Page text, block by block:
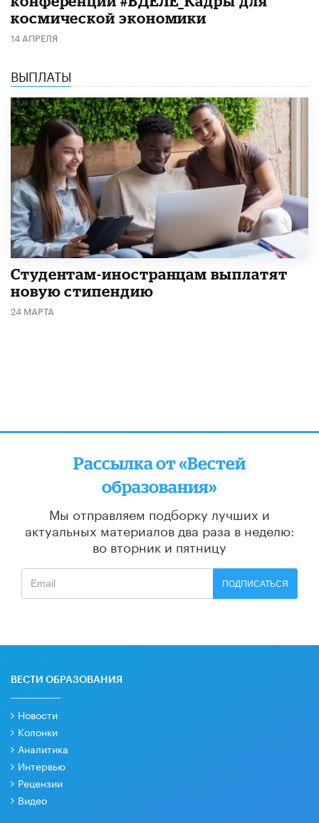
космической экономики
14 АПРЕЛЯ
ВЫПЛАТЫ
Студентам-иностранцам выплатят
новую стипендию
24 МАРТА
Рассылка от «Вестей
образования»
Мы отправляем подборку лучших и
актуальных материалов два раза в неделю:
во вторник и пятницу
ПОДПИСАТЬСЯ
ВЕСТИ ОБРАЗОВАНИЯ
Новости
Колонки
Аналитика
Интервью
Рецензии
Видео